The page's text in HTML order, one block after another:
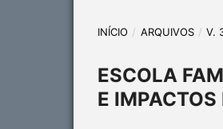
INÍCIO / ARQUIVOS / V.
ESCOLA
E